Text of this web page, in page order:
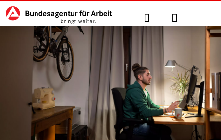
zu den Hauptinhalten springen
Hauptnavigation Suche Anmelden